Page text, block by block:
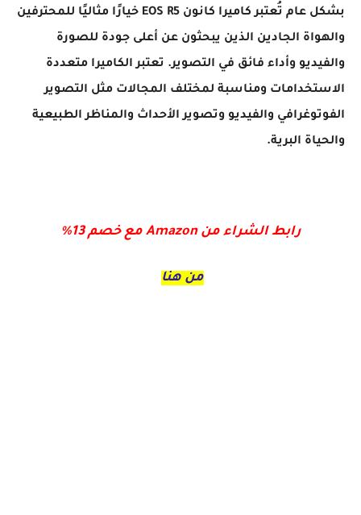
بشكل عام تُعتبر كاميرا كانون EOS R5 خيارًا مثاليًا للمحترفين
والهواة الجادين الذين يبحثون عن أعلى جودة للصورة
والفيديو وأداء فائق في التصوير. تعتبر الكاميرا متعددة
الاستخدامات ومناسبة لمختلف المجالات مثل التصوير
الفوتوغرافي والفيديو وتصوير الأحداث والمناظر الطبيعية
والحياة البرية.
رابط الشراء من Amazon مع خصم 13%
من هنا